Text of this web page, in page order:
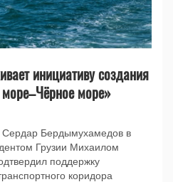
инициативу создания
море»
Сердар Бердымухамедов в
Грузии Михаилом
поддержку
коридора